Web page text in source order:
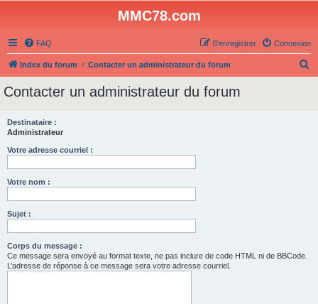
MMC78.com
FAQ Connexion
S’enregistrer
Index du forum Contacter un administrateur du forum
Contacter un administrateur du forum
Destinataire :
Administrateur
Votre adresse courriel :
Votre nom :
Sujet :
Corps du message :
Ce message sera envoyé au format texte, ne pas inclure de code HTML ni de BBCode.
L’adresse de réponse à ce message sera votre adresse courriel.